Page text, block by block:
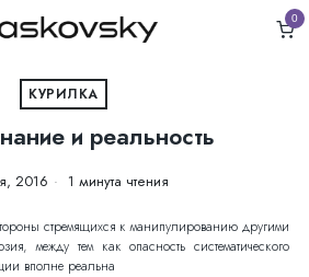
0
КУРИЛКА
и реальность
2016 1 минута чтения
стремящихся к манипулированию другими
между тем как опасность систематического
вполне реальна